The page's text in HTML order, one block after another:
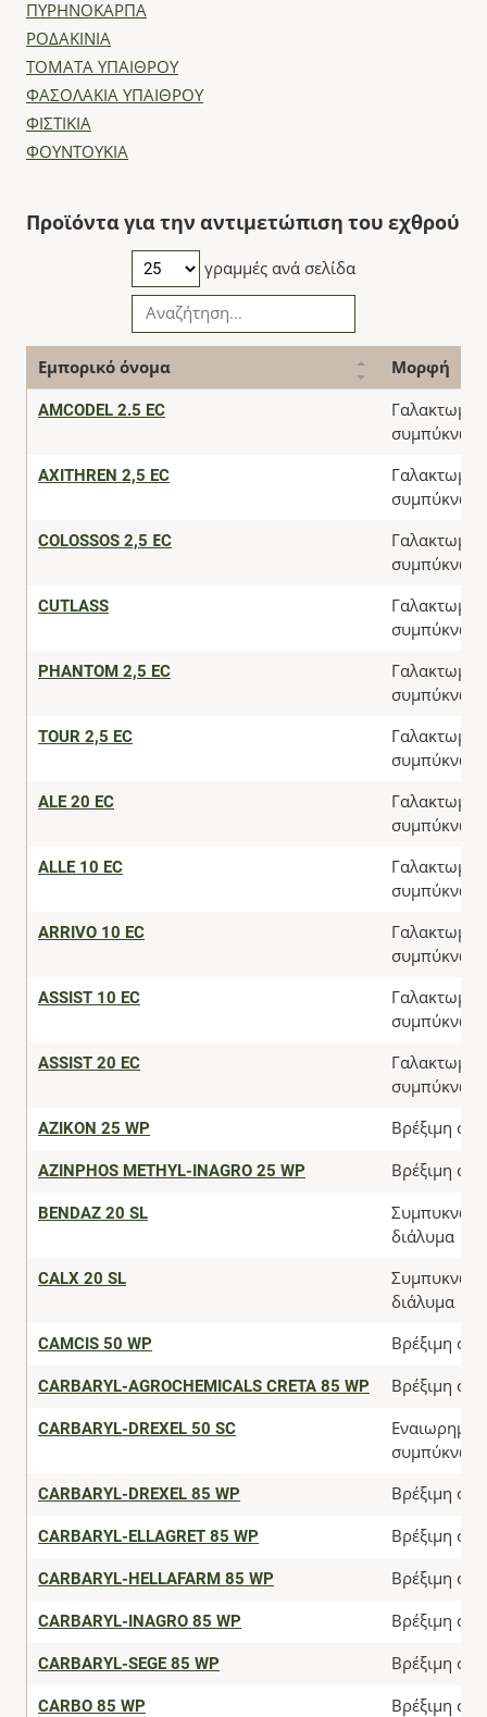
ΠΥΡΗΝΟΚΑΡΠΑ
ΡΟΔΑΚΙΝΙΑ
ΤΟΜΑΤΑ ΥΠΑΙΘΡΟΥ
ΦΑΣΟΛΑΚΙΑ ΥΠΑΙΘΡΟΥ
ΦΙΣΤΙΚΙΑ
ΦΟΥΝΤΟΥΚΙΑ
Προϊόντα για την αντιμετώπιση του εχθρού
γραμμές ανά σελίδα
Εμπορικό όνομα Μορφή
AMCODEL 2.5 EC
AXITHREN 2,5 EC
COLOSSOS 2,5 ΕC
CUTLASS
PHANTOM 2,5 EC
TOUR 2,5 EC
ALE 20 EC
ALLE 10 EC
ARRIVO 10 EC
ASSIST 10 EC
ASSIST 20 EC
AZIKON 25 WP Βρέξιμη
AZINPHOS METHYL-INAGRO 25 WP Βρέξιμη
BENDAZ 20 SL
διάλυμα
CALX 20 SL
διάλυμα
CAMCIS 50 WP Βρέξιμη
CARBARYL-AGROCHEMICALS CRETA 85 WP Βρέξιμη
CARBARYL-DREXEL 50 SC
CARBARYL-DREXEL 85 WP Βρέξιμη
CARBARYL-ELLAGRET 85 WP Βρέξιμη
CARBARYL-HELLAFARM 85 WP Βρέξιμη
CARBARYL-INAGRO 85 WP Βρέξιμη
CARBARYL-SEGE 85 WP Βρέξιμη
CARBO 85 WP Βρέξιμη